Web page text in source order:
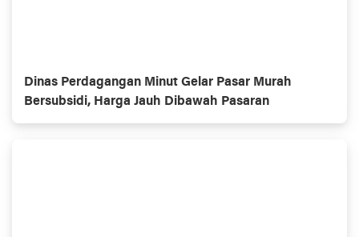
Dinas Perdagangan Minut Gelar Pasar Murah
Bersubsidi, Harga Jauh Dibawah Pasaran